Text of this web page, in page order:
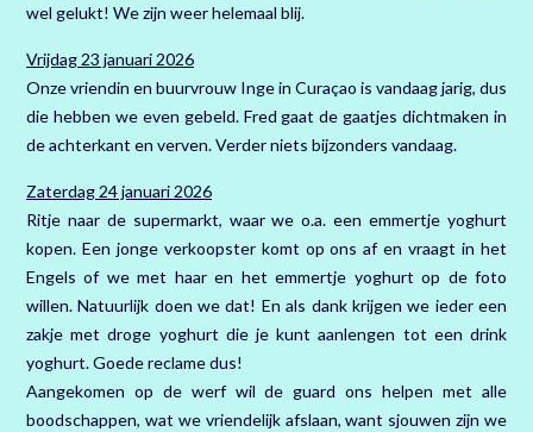
wel gelukt! We zijn weer helemaal blij.
Vrijdag 23 januari 2026
Onze vriendin en buurvrouw Inge in Curaçao is vandaag jarig, dus
die hebben we even gebeld. Fred gaat de gaatjes dichtmaken in
de achterkant en verven. Verder niets bijzonders vandaag.
Zaterdag 24 januari 2026
Ritje naar de supermarkt, waar we o.a. een emmertje yoghurt
kopen. Een jonge verkoopster komt op ons af en vraagt in het
Engels of we met haar en het emmertje yoghurt op de foto
willen. Natuurlijk doen we dat! En als dank krijgen we ieder een
zakje met droge yoghurt die je kunt aanlengen tot een drink
yoghurt. Goede reclame dus!
Aangekomen op de werf wil de guard ons helpen met alle
boodschappen, wat we vriendelijk afslaan, want sjouwen zijn we